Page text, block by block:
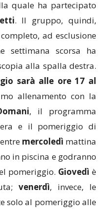
quale ha partecipato
. Il gruppo, quindi,
ad esclusione
settimana scorsa ha
alla spalla destra.
sarà alle ore 17 al
allenamento con la
, il programma
e il pomeriggio di
mercoledì mattina
in piscina e godranno
pomeriggio. Giovedì è
venerdì, invece, le
solo al pomeriggio alle